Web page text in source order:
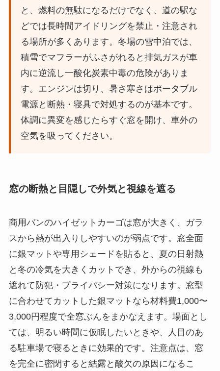
と、燃料の無駄になるだけでなく、道の駅な
どでは長時間アイドリングを禁止・注意され
る場所が多くあります。冬場の雪中泊では、
積雪でマフラーがふさがれると排気ガスが車
内に逆流し一酸化炭素中毒の危険がありま
す。エンジンは切り、暑さ寒さはポータブル
電源と断熱・寝具で対処するのが基本です。
体調に異変を感じたらすぐ窓を開け、車外の
空気を吸ってください。
窓の断熱と目隠しで外気と視線を遮る
商用バンのハイゼットカーゴは窓が大きく、ガラ
スから熱が出入りしやすいのが弱点です。窓全面
に銀マットや専用シェードを貼ると、夏の日射熱
と冬の冷気を大きくカットでき、外からの視線も
遮れて防犯・プライバシー対策になります。窓型
に合わせてカットした銀マットなら材料費1,000〜
3,000円程度で全窓ぶんをまかなえます。場面とし
ては、明るい時間に仮眠したいときや、人目のあ
る駐車場で寝るときに効果的です。注意点は、窓
を完全に密閉すると結露と酸欠の原因になるこ